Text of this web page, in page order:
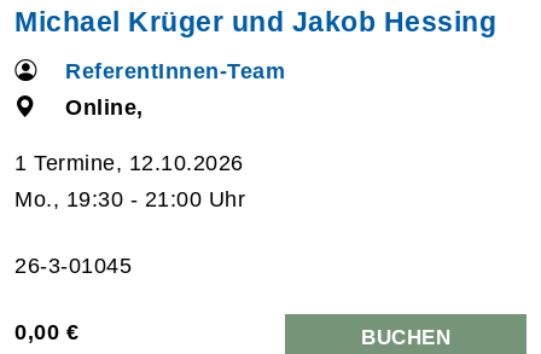
Michael Krüger und Jakob Hessing
ReferentInnen-Team
Online,
1 Termine, 12.10.2026
Mo., 19:30 - 21:00 Uhr
26-3-01045
0,00 € BUCHEN